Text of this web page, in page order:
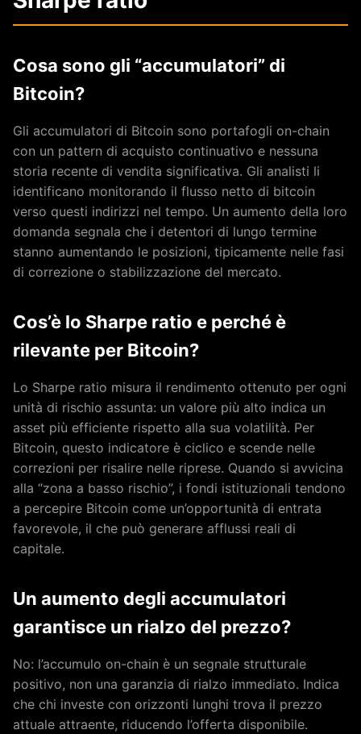
Cosa sono gli “accumulatori” di
Bitcoin?
Gli accumulatori di Bitcoin sono portafogli on-chain
con un pattern di acquisto continuativo e nessuna
storia recente di vendita significativa. Gli analisti li
identificano monitorando il flusso netto di bitcoin
verso questi indirizzi nel tempo. Un aumento della loro
domanda segnala che i detentori di lungo termine
stanno aumentando le posizioni, tipicamente nelle fasi
di correzione o stabilizzazione del mercato.
Cos’è lo Sharpe ratio e perché è
rilevante per Bitcoin?
Lo Sharpe ratio misura il rendimento ottenuto per ogni
unità di rischio assunta: un valore più alto indica un
asset più efficiente rispetto alla sua volatilità. Per
Bitcoin, questo indicatore è ciclico e scende nelle
correzioni per risalire nelle riprese. Quando si avvicina
alla “zona a basso rischio”, i fondi istituzionali tendono
a percepire Bitcoin come un’opportunità di entrata
favorevole, il che può generare afflussi reali di
capitale.
Un aumento degli accumulatori
garantisce un rialzo del prezzo?
No: l’accumulo on-chain è un segnale strutturale
positivo, non una garanzia di rialzo immediato. Indica
che chi investe con orizzonti lunghi trova il prezzo
attuale attraente, riducendo l’offerta disponibile.